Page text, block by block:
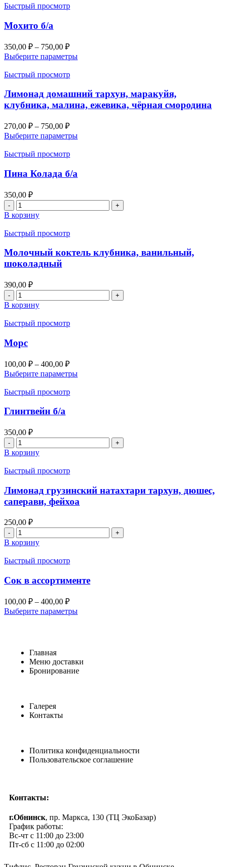
Быстрый просмотр
Мохито б/а
350,00 ₽ – 750,00 ₽
Выберите параметры
Быстрый просмотр
Лимонад домашний тархун, маракуйя,
клубника, малина, ежевика, чёрная смородина
270,00 ₽ – 750,00 ₽
Выберите параметры
Быстрый просмотр
Пина Колада б/а
350,00 ₽
В корзину
Быстрый просмотр
Молочный коктель клубника, ванильный,
шоколадный
390,00 ₽
В корзину
Быстрый просмотр
Морс
100,00 ₽ – 400,00 ₽
Выберите параметры
Быстрый просмотр
Глинтвейн б/а
350,00 ₽
В корзину
Быстрый просмотр
Лимонад грузинский натахтари тархун, дюшес,
саперави, фейхоа
250,00 ₽
В корзину
Быстрый просмотр
Cок в ассортименте
100,00 ₽ – 400,00 ₽
Выберите параметры
Главная
Меню доставки
Бронирование
Галерея
Контакты
Политика конфиденциальности
Пользовательское соглашение
Контакты:
г.Обнинск, пр. Маркса, 130 (ТЦ ЭкоБазар)
График работы:
Вс-чт с 11:00 до 23:00
Пт-сб с 11:00 до 02:00